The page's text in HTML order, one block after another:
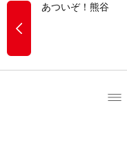
あついぞ！熊谷